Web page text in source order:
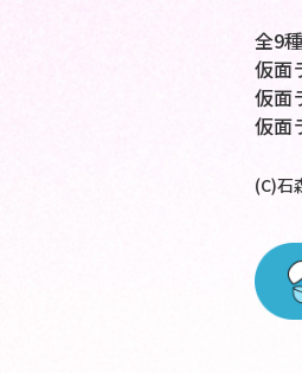
全9種
仮面
仮面
仮面
(C)石